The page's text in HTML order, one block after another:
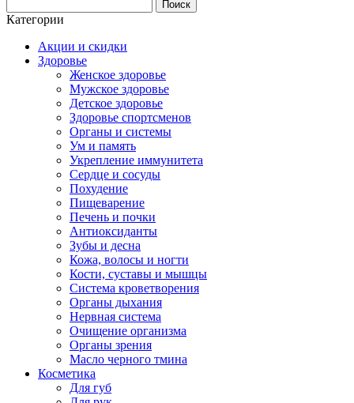
Поиск
Категории
Акции и скидки
Здоровье
Женское здоровье
Мужское здоровье
Детское здоровье
Здоровье спортсменов
Органы и системы
Ум и память
Укрепление иммунитета
Сердце и сосуды
Похудение
Пищеварение
Печень и почки
Антиоксиданты
Зубы и десна
Кожа, волосы и ногти
Кости, суставы и мышцы
Система кроветворения
Органы дыхания
Нервная система
Очищение организма
Органы зрения
Масло черного тмина
Косметика
Для губ